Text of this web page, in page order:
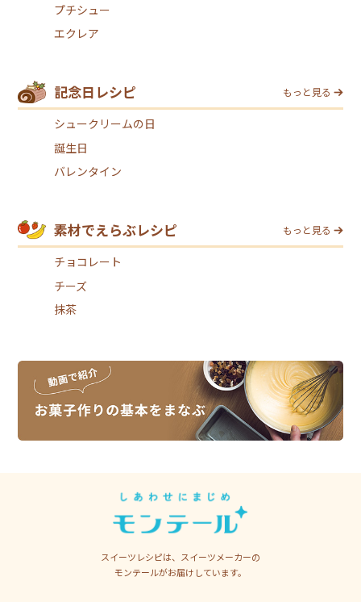
プチシュー
エクレア
記念日レシピ もっと見る
シュークリームの日
誕生日
バレンタイン
素材でえらぶレシピ もっと見る
チョコレート
チーズ
抹茶
スイーツレシピは、スイーツメーカーの
モンテールがお届けしています。